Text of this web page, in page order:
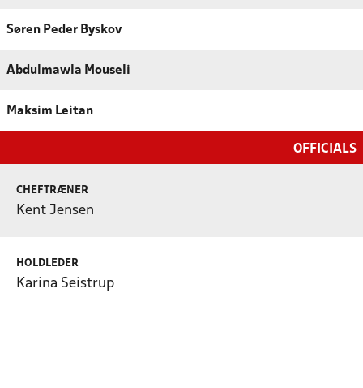
Søren Peder Byskov
Abdulmawla Mouseli
Maksim Leitan
OFFICIALS
CHEFTRÆNER
Kent Jensen
HOLDLEDER
Karina Seistrup